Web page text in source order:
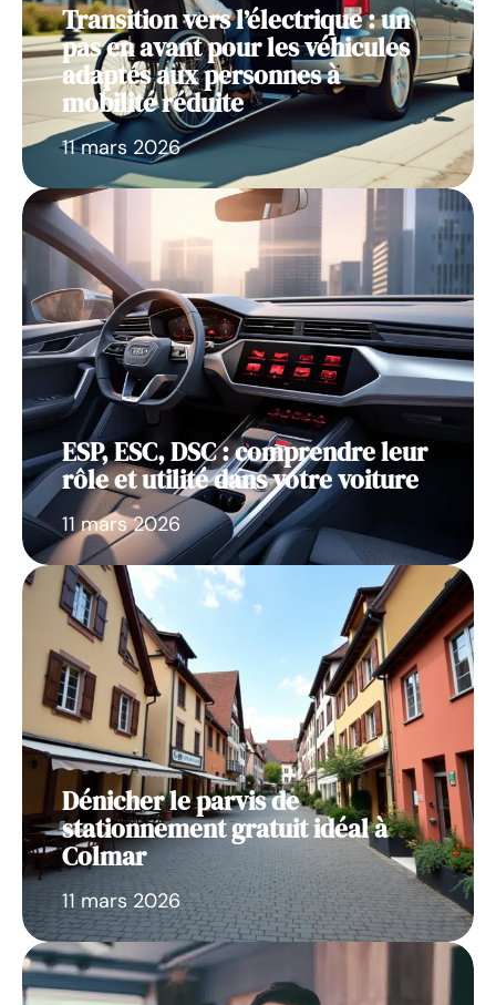
Transition vers l’électrique : un
pas en avant pour les véhicules
adaptés aux personnes à
mobilité réduite
11 mars 2026
ESP, ESC, DSC : comprendre leur
rôle et utilité dans votre voiture
11 mars 2026
Dénicher le parvis de
stationnement gratuit idéal à
Colmar
11 mars 2026